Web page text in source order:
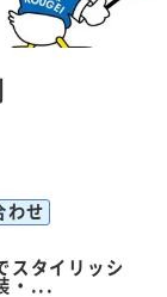
わせ
スタイリッシ
・...